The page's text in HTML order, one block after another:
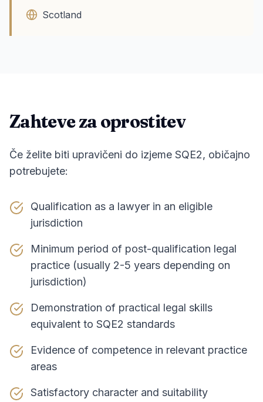
Scotland
Zahteve za oprostitev
Če želite biti upravičeni do izjeme SQE2, običajno
potrebujete:
Qualification as a lawyer in an eligible
jurisdiction
Minimum period of post-qualification legal
practice (usually 2-5 years depending on
jurisdiction)
Demonstration of practical legal skills
equivalent to SQE2 standards
Evidence of competence in relevant practice
areas
Satisfactory character and suitability